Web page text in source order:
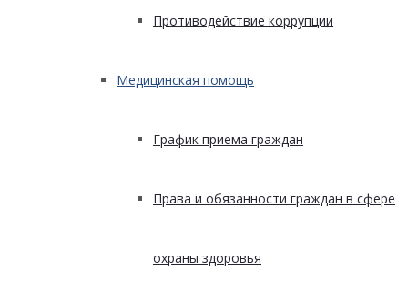
Противодействие коррупции
Медицинская помощь
График приема граждан
Права и обязанности граждан в сфере
охраны здоровья